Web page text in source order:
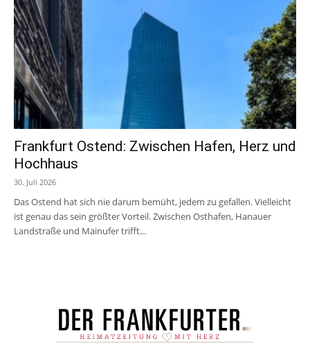
Frankfurt Ostend: Zwischen Hafen, Herz und
Hochhaus
30. Juli 2026
Das Ostend hat sich nie darum bemüht, jedem zu gefallen. Vielleicht
ist genau das sein größter Vorteil. Zwischen Osthafen, Hanauer
Landstraße und Mainufer trifft...